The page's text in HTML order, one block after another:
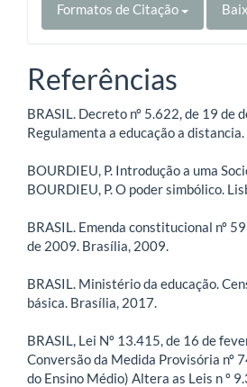
Formatos de Citação
Referências
BRASIL. Decreto nº 5.622, de 19 de
Regulamenta a educação a
BOURDIEU, P. Introdução a uma
BOURDIEU, P. O poder simbólico.
BRASIL. Emenda constitucional nº
de 2009. Brasília, 2009.
BRASIL. Ministério da educação.
básica. Brasília, 2017.
BRASIL, Lei Nº 13.415, de 16 de
Conversão da Medida Provisória nº
do Ensino Médio) Altera as Leis n º